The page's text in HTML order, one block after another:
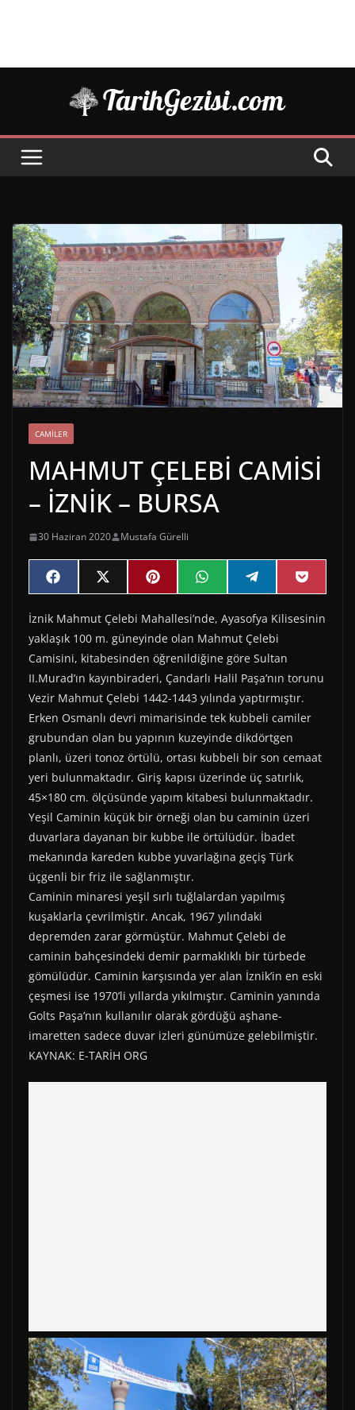
CAMILER
MAHMUT ÇELEBİ CAMİSİ
– İZNİK – BURSA
30 Haziran 2020 Mustafa Gürelli
Share
on
F
a
e
b
o
o
k
Share
on
X
(
w
i
t
t
e
r
)
Share
on
P
i
t
e
r
e
t
Share
on
W
h
t
s
A
p
p
Share
on
e
e
g
r
a
m
Share
on
P
o
k
İznik Mahmut Çelebi Mahallesi’nde, Ayasofya Kilisesinin
yaklaşık 100 m. güneyinde olan Mahmut Çelebi
Camisini, kitabesinden öğrenildiğine göre Sultan
II.Murad’ın kayınbiraderi, Çandarlı Halil Paşa’nın torunu
Vezir Mahmut Çelebi 1442-1443 yılında yaptırmıştır.
Erken Osmanlı devri mimarisinde tek kubbeli camiler
grubundan olan bu yapının kuzeyinde dikdörtgen
planlı, üzeri tonoz örtülü, ortası kubbeli bir son cemaat
yeri bulunmaktadır. Giriş kapısı üzerinde üç satırlık,
45×180 cm. ölçüsünde yapım kitabesi bulunmaktadır.
Yeşil Caminin küçük bir örneği olan bu caminin üzeri
duvarlara dayanan bir kubbe ile örtülüdür. İbadet
mekanında kareden kubbe yuvarlağına geçiş Türk
üçgenli bir friz ile sağlanmıştır.
Caminin minaresi yeşil sırlı tuğlalardan yapılmış
kuşaklarla çevrilmiştir. Ancak, 1967 yılındaki
depremden zarar görmüştür. Mahmut Çelebi de
caminin bahçesindeki demir parmaklıklı bir türbede
gömülüdür. Caminin karşısında yer alan İznik’in en eski
çeşmesi ise 1970’li yıllarda yıkılmıştır. Caminin yanında
Golts Paşa’nın kullanılır olarak gördüğü aşhane-
imaretten sadece duvar izleri günümüze gelebilmiştir.
KAYNAK: E-TARİH ORG